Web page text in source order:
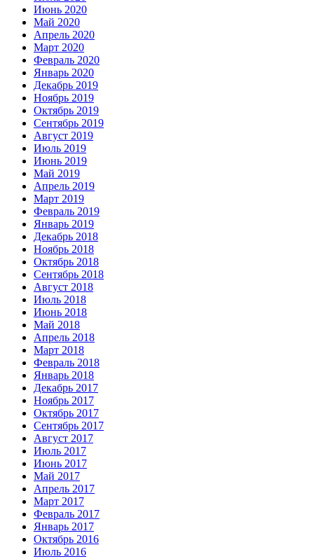
Июнь 2020
Май 2020
Апрель 2020
Март 2020
Февраль 2020
Январь 2020
Декабрь 2019
Ноябрь 2019
Октябрь 2019
Сентябрь 2019
Август 2019
Июль 2019
Июнь 2019
Май 2019
Апрель 2019
Март 2019
Февраль 2019
Январь 2019
Декабрь 2018
Ноябрь 2018
Октябрь 2018
Сентябрь 2018
Август 2018
Июль 2018
Июнь 2018
Май 2018
Апрель 2018
Март 2018
Февраль 2018
Январь 2018
Декабрь 2017
Ноябрь 2017
Октябрь 2017
Сентябрь 2017
Август 2017
Июль 2017
Июнь 2017
Май 2017
Апрель 2017
Март 2017
Февраль 2017
Январь 2017
Октябрь 2016
Июль 2016